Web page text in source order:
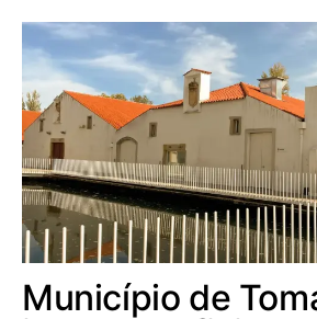
Município de